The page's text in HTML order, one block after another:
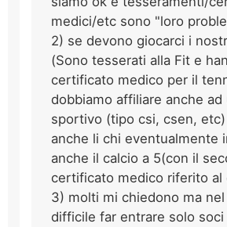
medici/etc sono "loro
2) se devono giocarci i
(Sono tesserati alla Fit e
certificato medico per il
dobbiamo affiliare anche ad
sportivo (tipo csi, csen,
anche li chi eventualmente
anche il calcio a 5(con il
certificato medico riferito al
3) molti mi chiedono ma
difficile far entrare solo soci